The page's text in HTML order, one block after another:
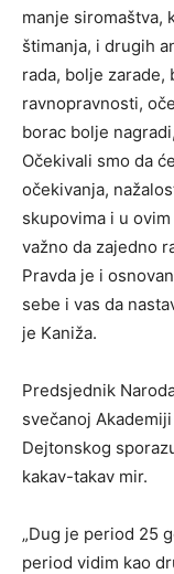
manje siromaštva,
štimanja, i drugih
rada, bolje
ravnopravnosti,
borac bolje
Očekivali smo da
očekivanja,
skupovima i u
važno da zajedno
Pravda je i
sebe i vas da
je Kaniža.
Predsjednik
svečanoj
Dejtonskog
kakav-takav mir.
„Dug je period 25
period vidim kao